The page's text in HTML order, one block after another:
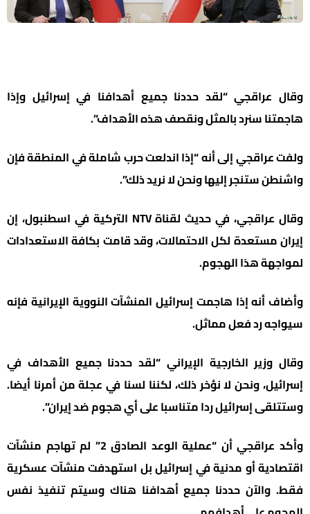
وقال عراقجي “لقد حددنا جميع أهدافنا في إسرائيل وإذا
هاجمتنا سنرد بالمثل ونقصف هذه الأهداف”.
ولفت عراقجي إلى أنه “إذا اندلعت حرب شاملة في المنطقة فإن
واشنطن ستنجر إليها ونحن لا نريد ذلك”.
وقال عراقجي، في حديث لقناة NTV التركية في اسطنبول، إن
إيران مستعدة لكل الاحتمالات، وقد قامت بكافة الاستعدادات
لمواجهة هذا الهجوم.
وأضاف أنه إذا هاجمت إسرائيل المنشآت النووية الإيرانية فإنه
سيواجه رد فعل مماثل.
وقال وزير الخارجية الإيراني “لقد حددنا جميع الأهداف في
إسرائيل، ونحن لا نؤخر ذلك، لكننا لسنا في عجلة من أمرنا أيضا.
وستتلقى إسرائيل ردا متناسبا على أي هجوم ضد إيران”.
وأكد عراقجي أن “عملية الوعد الصادق 2” لم تهاجم منشآت
اقتصادية أو مدنية في إسرائيل بل استهدفت منشآت عسكرية
فقط. والآن حددنا جميع أهدافنا هناك وسيتم تنفيذ نفس